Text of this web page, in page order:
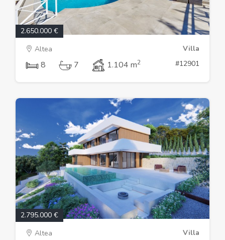
2.650.000 €
Altea
Villa
8 7 1.104 m2 #12901
2.795.000 €
Altea
Villa